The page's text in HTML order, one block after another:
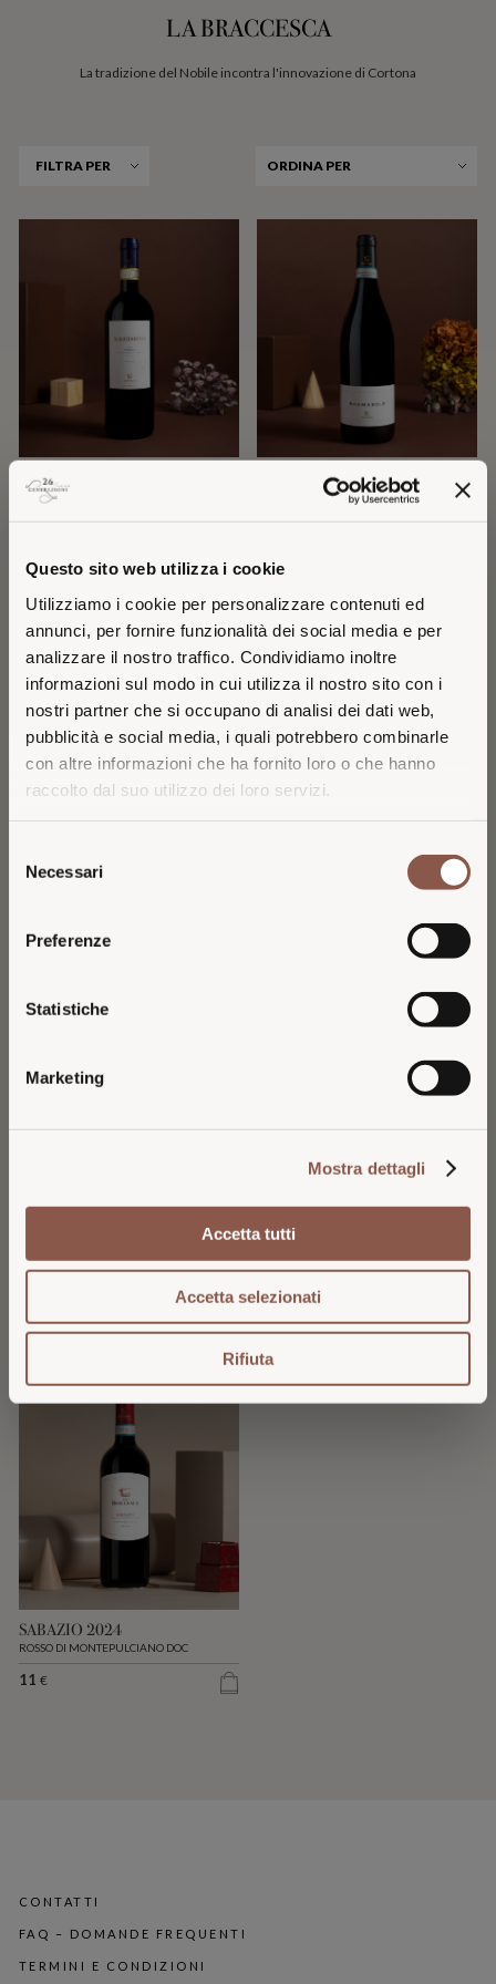
Questo sito web utilizza i cookie
Utilizziamo i cookie per personalizzare contenuti ed
annunci, per fornire funzionalità dei social media e per
analizzare il nostro traffico. Condividiamo inoltre
informazioni sul modo in cui utilizza il nostro sito con i
nostri partner che si occupano di analisi dei dati web,
pubblicità e social media, i quali potrebbero combinarle
con altre informazioni che ha fornito loro o che hanno
raccolto dal suo utilizzo dei loro servizi.
delNecessari
Preferenze
Statistiche
Marketing
Mostra dettagli
Accetta tutti
Accetta selezionati
Rifiuta
LA BRACCESCA
La tradizione del Nobile incontra l'innovazione di Cortona
FILTRA PER ORDINA PER
MAGGIARINO 2023
VINO NOBILE DI MONTEPULCIANO DOCG
65€
BRAMASOLE 2022
CORTONA DOC SYRAH
43€
VIGNETO SANTA PIA 2021
VINO NOBILE DI MONTEPULCIANO DOCG
LA BRACCESCA 2023
VINO NOBILE DI MONTEPULCIANO DOCG
CORTONA DOC SYRAH
ACHELO 2024 MAGNUM
CORTONA DOC SYRAH
33€
SABAZIO 2024
ROSSO DI MONTEPULCIANO DOC
11 €
CONTATTI
FAQ – DOMANDE FREQUENTI
TERMINI E CONDIZIONI
U.S., please continue on the dedicated U.S.
STAY ON ITALIAN WEBSITE